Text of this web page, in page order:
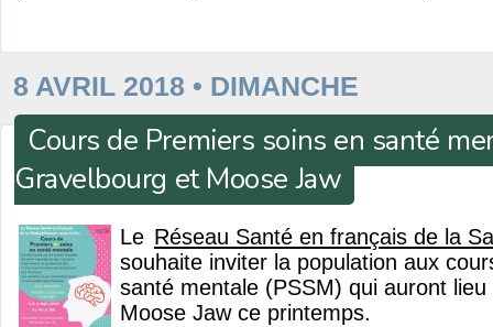
8 AVRIL 2018 • DIMANCHE
Cours de Premiers soins en santé
Gravelbourg et Moose Jaw
Le Réseau Santé en français de la
souhaite inviter la population aux
santé mentale (PSSM) qui auront
Moose Jaw ce printemps.